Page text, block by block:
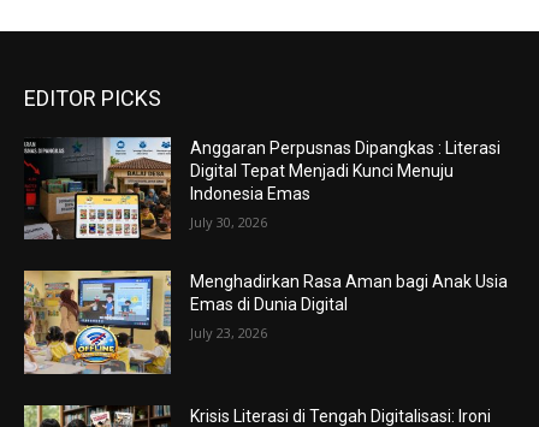
EDITOR PICKS
Anggaran Perpusnas Dipangkas : Literasi
Digital Tepat Menjadi Kunci Menuju
Indonesia Emas
July 30, 2026
Menghadirkan Rasa Aman bagi Anak Usia
Emas di Dunia Digital
July 23, 2026
Krisis Literasi di Tengah Digitalisasi: Ironi